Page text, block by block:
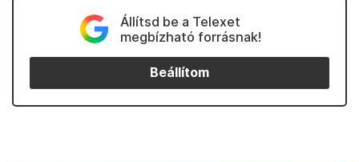
Állítsd be a Telexet
megbízható forrásnak!
Beállítom